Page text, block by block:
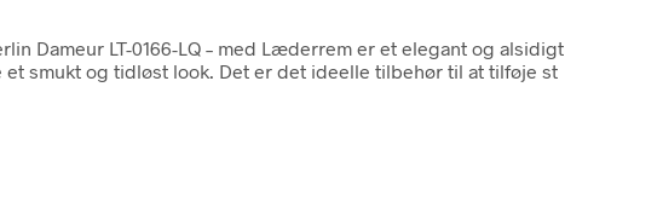
Dameur LT-0166-LQ – med Læderrem er et elegant og alsidigt
smukt og tidløst look. Det er det ideelle tilbehør til at tilføje st